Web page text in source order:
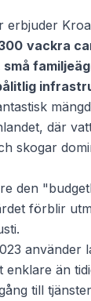
erbjuder
vackra
där
skogar
den
förblir
använder
än
till